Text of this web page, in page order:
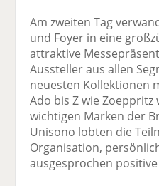
Am zweiten Tag
und Foyer in eine
attraktive
Aussteller aus allen
neuesten Kollektionen
Ado bis Z wie Zoeppritz
wichtigen Marken der
Unisono lobten die
Organisation,
ausgesprochen